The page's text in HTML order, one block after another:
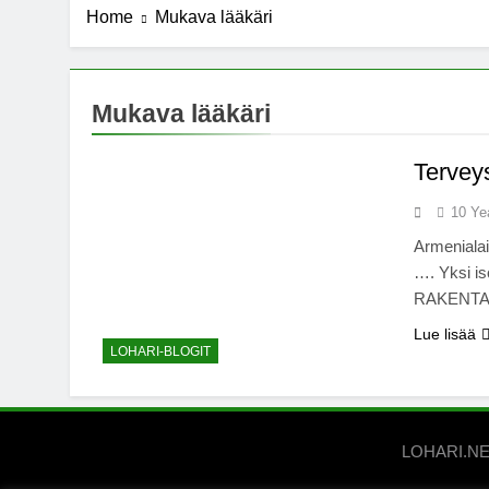
Michael J.
Meksiko
Home Mukava lääkäri
Mukava lääkäri
LOHARI-BLOGIT
10
…. Yksi
Lue lisää